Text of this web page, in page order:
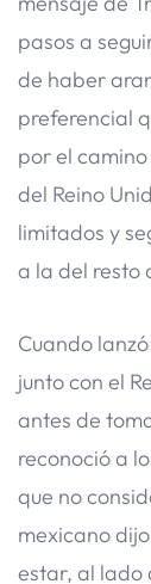
pasos a
de haber
preferencial
por el
del Reino
limitados y
a la del resto
Cuando
junto con el
antes de
reconoció a
que no
mexicano
estar, al lado